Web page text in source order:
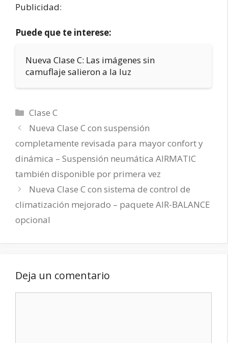
Publicidad:
Puede que te interese:
Nueva Clase C: Las imágenes sin
camuflaje salieron a la luz
Categorías
Clase C
Nueva Clase C con suspensión
completamente revisada para mayor confort y
dinámica – Suspensión neumática AIRMATIC
también disponible por primera vez
Nueva Clase C con sistema de control de
climatización mejorado – paquete AIR-BALANCE
opcional
Deja un comentario